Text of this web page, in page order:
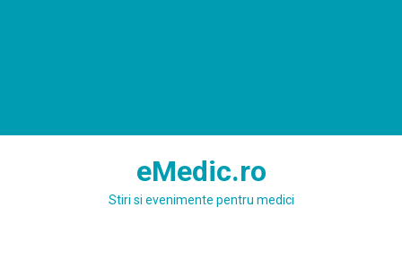
eMedic.ro
Stiri si evenimente pentru medici